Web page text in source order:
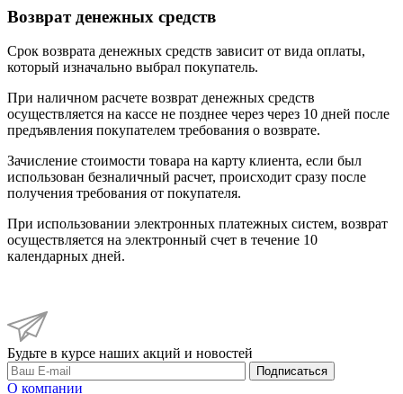
Возврат денежных средств
Срок возврата денежных средств зависит от вида оплаты,
который изначально выбрал покупатель.
При наличном расчете возврат денежных средств
осуществляется на кассе не позднее через через 10 дней после
предъявления покупателем требования о возврате.
Зачисление стоимости товара на карту клиента, если был
использован безналичный расчет, происходит сразу после
получения требования от покупателя.
При использовании электронных платежных систем, возврат
осуществляется на электронный счет в течение 10
календарных дней.
Будьте в курсе наших акций и новостей
Подписаться
О компании